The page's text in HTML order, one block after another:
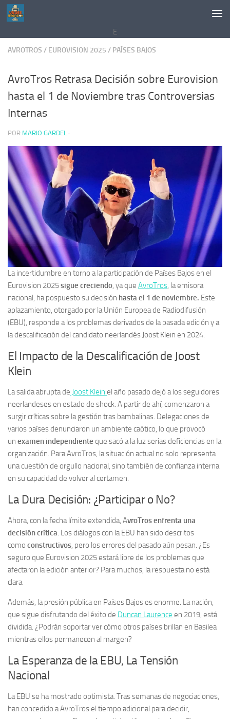
Saltar al contenido
E
AVROTROS / EUROVISION 2025 / PAÍSES BAJOS
AvroTros Retrasa Decisión sobre Eurovision
hasta el 1 de Noviembre tras Controversias
Internas
POR MARIO GARDEL ·
La incertidumbre en torno a la participación de Países Bajos en el
Eurovision 2025sigue creciendo, ya que AvroTros, la emisora
nacional, ha pospuesto su decisión hasta el 1 de noviembre. Este
aplazamiento, otorgado por la Unión Europea de Radiodifusión
(EBU), responde a los problemas derivados de la pasada edición y a
la descalificación del candidato neerlandés Joost Klein en 2024.
El Impacto de la Descalificación de Joost
Klein
La salida abrupta de Joost Klein el año pasado dejó a los seguidores
neerlandeses en estado de shock. A partir de ahí, comenzaron a
surgir críticas sobre la gestión tras bambalinas. Delegaciones de
varios países denunciaron un ambiente caótico, lo que provocó
un examen independiente que sacó a la luz serias deficiencias en la
organización. Para AvroTros, la situación actual no solo representa
una cuestión de orgullo nacional, sino también de confianza interna
en su capacidad de volver al certamen.
La Dura Decisión: ¿Participar o No?
Ahora, con la fecha límite extendida, AvroTros enfrenta una
decisión crítica. Los diálogos con la EBU han sido descritos
como constructivos, pero los errores del pasado aún pesan. ¿Es
seguro que Eurovision 2025 estará libre de los problemas que
afectaron la edición anterior? Para muchos, la respuesta no está
clara.
Además, la presión pública en Países Bajos es enorme. La nación,
que sigue disfrutando del éxito de Duncan Laurence en 2019, está
dividida. ¿Podrán soportar ver cómo otros países brillan en Basilea
mientras ellos permanecen al margen?
La Esperanza de la EBU, La Tensión
Nacional
La EBU se ha mostrado optimista. Tras semanas de negociaciones,
han concedido a AvroTros el tiempo adicional para decidir,